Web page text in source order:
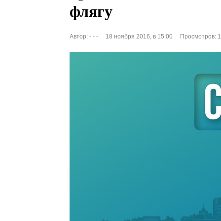
флягу
Автор: - - - 18 ноября 2016, в 15:00 Просмотров: